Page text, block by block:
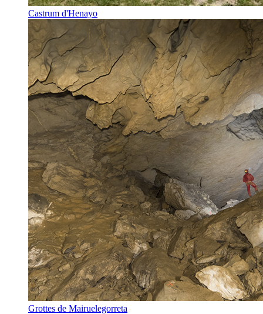
Castrum d'Henayo
Grottes de Mairuelegorreta